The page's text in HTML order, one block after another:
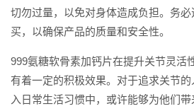
切勿过量，以免对身体造成负担。务
买，以确保产品的质量和安全性。
999氨糖软骨素加钙片在提升关节灵活
有着一定的积极效果。对于追求关节
入日常生活习惯中，或许能够为他们